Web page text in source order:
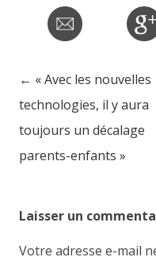
Post navigation
← « Avec les nouvelles
technologies, il y aura
toujours un décalage
parents-enfants »
Laisser un
Votre adresse e-mail